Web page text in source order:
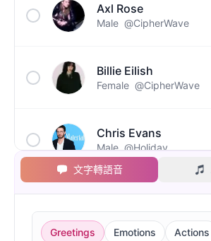
Axl Rose
Male @CipherWave
Billie Eilish
Female @CipherWave
Chris Evans
Male @Holiday
Christopher Walken
Male @Kairox
文字轉語音
Greetings Emotions Actions